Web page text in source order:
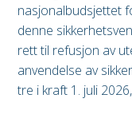
nasjonalbudsjettet
denne
rett til refusjon av
anvendelse av
tre i kraft 1. juli